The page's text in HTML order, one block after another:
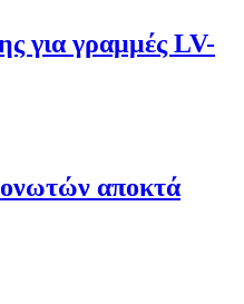
για γραμμές LV-
αποκτά